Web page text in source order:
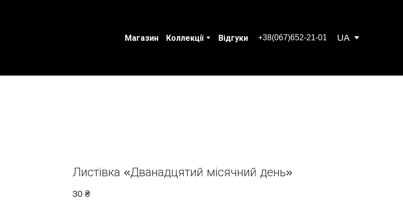
Магазин Коллекції Відгуки +38(067)652-21-01 UA
Листівка «Дванадцятий місячний день»
30 ₴